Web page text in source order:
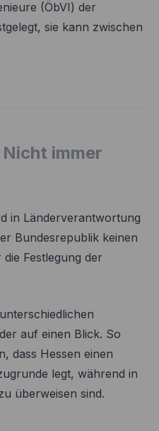
(ÖbVI) der
sie kann zwischen
immer
in Länderverantwortung
Bundesrepublik keinen
Festlegung der
auf einen Blick. So
dass Hessen einen
legt, während in
überweisen sind.